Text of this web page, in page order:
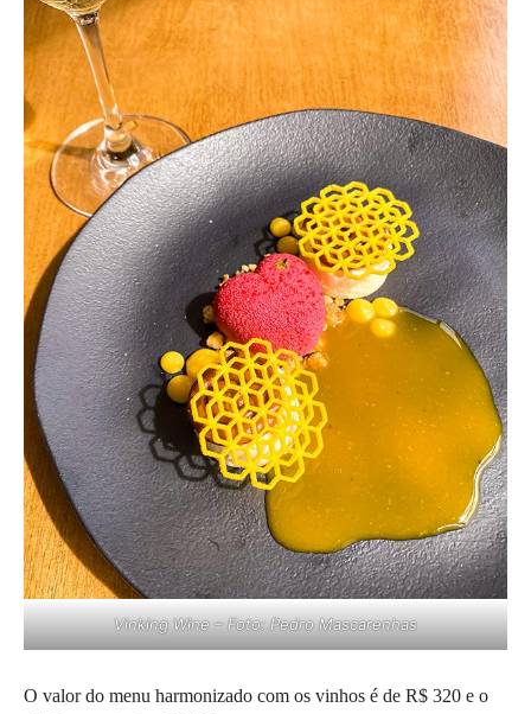
Vinking Wine – Foto: Pedro Mascarenhas
O valor do menu harmonizado com os vinhos é de R$ 320 e o